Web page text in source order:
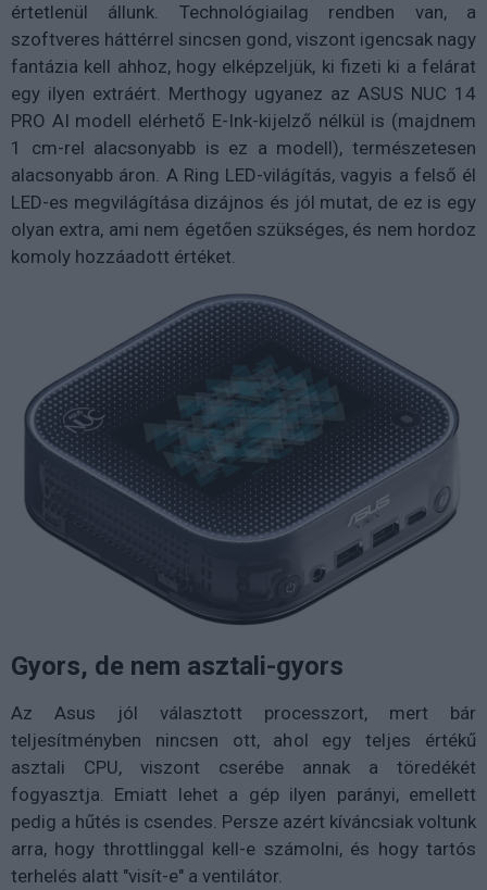
értetlenül állunk. Technológiailag rendben van, a
szoftveres háttérrel sincsen gond, viszont igencsak nagy
fantázia kell ahhoz, hogy elképzeljük, ki fizeti ki a felárat
egy ilyen extráért. Merthogy ugyanez az ASUS NUC 14
PRO AI modell elérhető E-Ink-kijelző nélkül is (majdnem
1 cm-rel alacsonyabb is ez a modell), természetesen
alacsonyabb áron. A Ring LED-világítás, vagyis a felső él
LED-es megvilágítása dizájnos és jól mutat, de ez is egy
olyan extra, ami nem égetően szükséges, és nem hordoz
komoly hozzáadott értéket.
Gyors, de nem asztali-gyors
Az Asus jól választott processzort, mert bár
teljesítményben nincsen ott, ahol egy teljes értékű
asztali CPU, viszont cserébe annak a töredékét
fogyasztja. Emiatt lehet a gép ilyen parányi, emellett
pedig a hűtés is csendes. Persze azért kíváncsiak voltunk
arra, hogy throttlinggal kell-e számolni, és hogy tartós
terhelés alatt "visít-e" a ventilátor.